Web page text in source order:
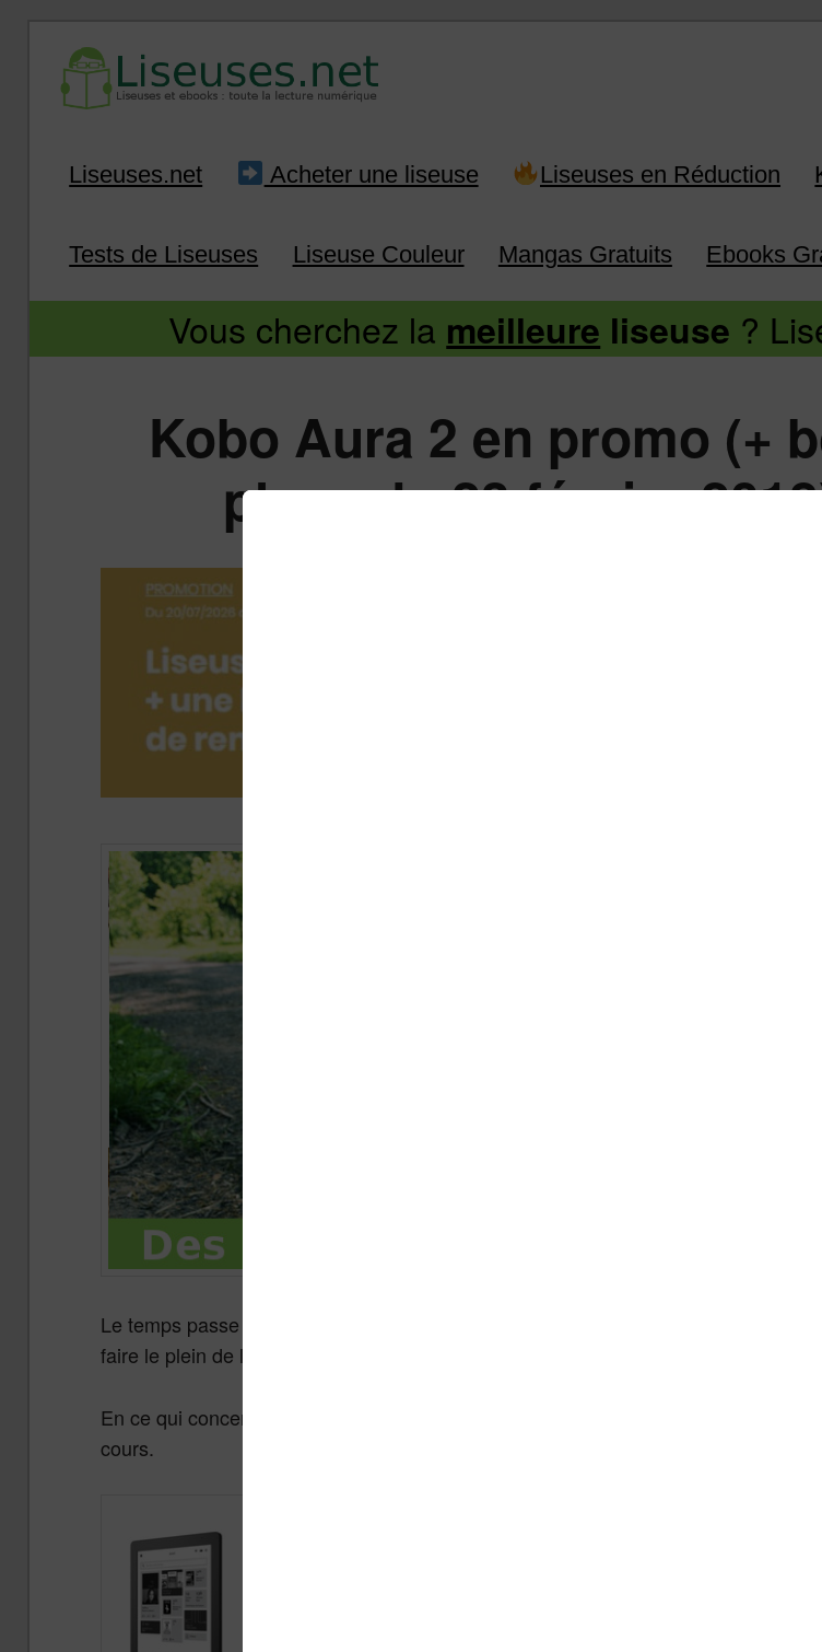
Infos sur les liseuses Kindle, Kobo, Vivlio,
Liseuses.net Acheter une liseuse Liseuses en Réduction
Tests de Liseuses Liseuse Couleur Mangas Gratuits Ebooks
Vous cherchez la meilleure liseuse ?
Kobo Aura 2 en promo (+
plans du 23 février
Le temps passe vite et nous sommes déjà à la fin de la semaine. Du coup, c’est le
faire le plein de lecture avant le week-end !
En ce qui concerne les liseuses, les promotions de la semaine précédentes sont
cours.